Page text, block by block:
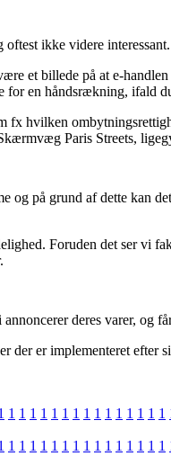
ikke videre interessant.
et billede på at e-
for en håndsrækning, ifald
hvilken
Paris Streets,
på grund af dette kan
Foruden det ser vi
deres varer, og
er implementeret efter
1 1 1 1 1 1 1 1 1 1 1 1 1 1 1
1 1 1 1 1 1 1 1 1 1 1 1 1 1 1